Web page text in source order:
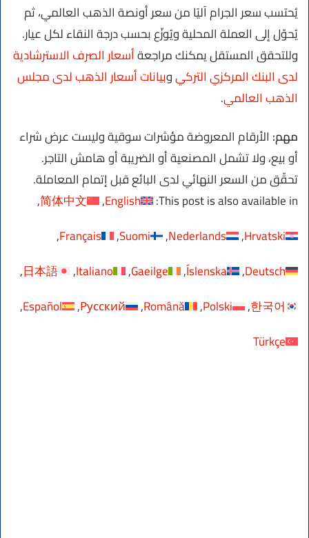
يُحتسب سعر الجرام آليًا من سعر أونصة الذهب العالمي، ثم
يُحوّل إلى العملة المحلية ويُوزّع بحسب درجة النقاء لكل عيار.
وللتحقق المستقل يمكنك مراجعةأسعار الصرف الاسترشادية
لدى البنك المركزي التركيوبيانات أسعار الذهب لدى مجلس
الذهب العالمي.
مهم: الأرقام المعروضة مؤشرات سوقية وليست عرض شراء
أو بيع، ولا تشمل المصنعية أو الضريبة أو هامش التاجر.
تحقّق من السعر النهائي لدى البائع قبل إتمام المعاملة.
This post is also available in:
English
简体中文
Hrvatski
Nederlands
Suomi
Français
Deutsch
Íslenska
Gaeilge
Italiano
日本語
한국어
Polski
Română
Русский
Español
Türkçe